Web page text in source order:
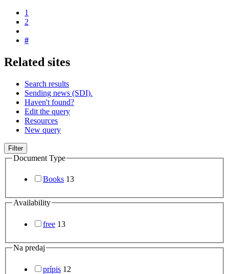
1
2
#
Related sites
Search results
Sending news (SDI).
Haven't found?
Edit the query
Resources
New query
Filter
Document Type
Books 13
Availability
free 13
Na predaj
prípis 12